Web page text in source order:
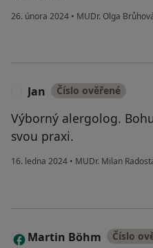
26. února 2024 • MUDr. Olga
Jan Číslo ověřené
Výborný alergolog.
svou praxi.
16. ledna 2024 • MUDr. Milan
M Martin Böhm Číslo